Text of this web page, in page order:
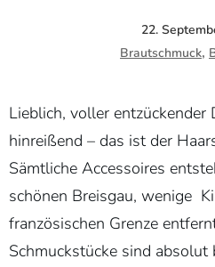
22.
Brautschmuck,
Lieblich, voller entzückender
hinreißend – das ist der
Sämtliche Accessoires
schönen Breisgau, wenige
französischen Grenze
Schmuckstücke sind absolut